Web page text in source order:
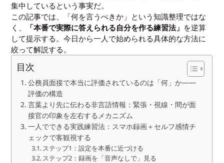
集中しているという事実だ。
この記事では、「何を言うべきか」という知識整理ではな
く、
「本番で実際に答えられる自分を作る練習法」 を逆算
して提示する。今日から一人で始められる具体的な方法に
絞って解説する。
目次
公務員面接で本当に評価されているのは「何」か――
評価の構造
言葉より先に伝わる非言語情報：緊張・視線・間が面
接官の印象を左右するメカニズム
一人でできる実践練習法：スマホ録画＋セルフ感情チ
ェックで客観視する
ステップ1：設定を本番に近づける
ステップ2：録画を「音声なしで」見る